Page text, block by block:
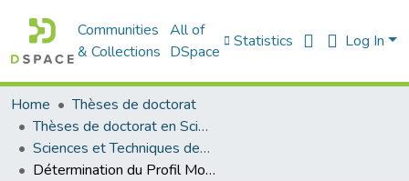
Communities
& Collections
All of
DSpace
Statistics Log In
Home
Thèses de doctorat
Thèses de doctorat en Sciences
Sciences et Techniques des Activités Physiques et Sportives - التربية البدنية و الرياضية
Détermination du Profil Morphofonctionnel des Footballeurs par Postes de Jeu, cas de l’Equipe Nationale Olympique Algérienne U23